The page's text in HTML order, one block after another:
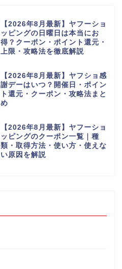
【2026年8月最新】ヤフーショ
ッピングの日曜日は本当にお
得？クーポン・ポイント還元・
上限・攻略法を徹底解説
【2026年8月最新】ヤフショ感
謝デーはいつ？開催日・ポイン
ト還元・クーポン・攻略法まと
め
【2026年8月最新】ヤフーショ
ッピングのクーポン一覧｜種
類・取得方法・使い方・使えな
い原因を解説